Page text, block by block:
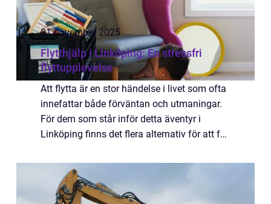
01 november 2025
Flytthjälp i Linköping: En stressfri
flyttupplevelse
Att flytta är en stor händelse i livet som ofta
innefattar både förväntan och utmaningar.
För dem som står inför detta äventyr i
Linköping finns det flera alternativ för att få